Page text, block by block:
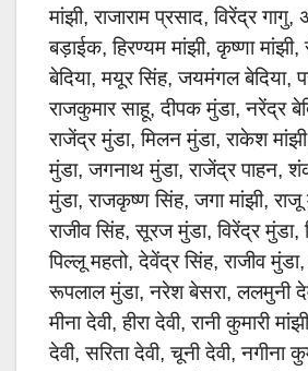
मांझी, राजाराम प्रसाद, विरेंद्र
बड़ाईक, हिरण्यम मांझी, कृष्णा मांझी,
बेदिया, मयूर सिंह, जयमंगल बेदिया,
राजकुमार साहू, दीपक मुंडा, नरेंद्र
राजेंद्र मुंडा, मिलन मुंडा, राकेश
मुंडा, जगनाथ मुंडा, राजेंद्र पाहन,
मुंडा, राजकृष्ण सिंह, जगा मांझी,
राजीव सिंह, सूरज मुंडा, विरेंद्र
पिल्लू महतो, देवेंद्र सिंह, राजीव
रूपलाल मुंडा, नरेश बेसरा, ललमुनी
मीना देवी, हीरा देवी, रानी कुमारी
देवी, सरिता देवी, चूनी देवी, नगीना